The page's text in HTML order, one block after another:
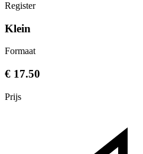
Register
Klein
Formaat
€ 17.50
Prijs